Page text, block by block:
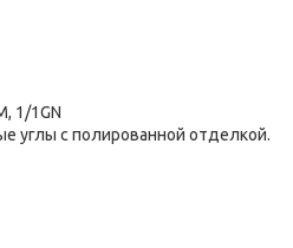
1/1GN
углы с полированной отделкой.